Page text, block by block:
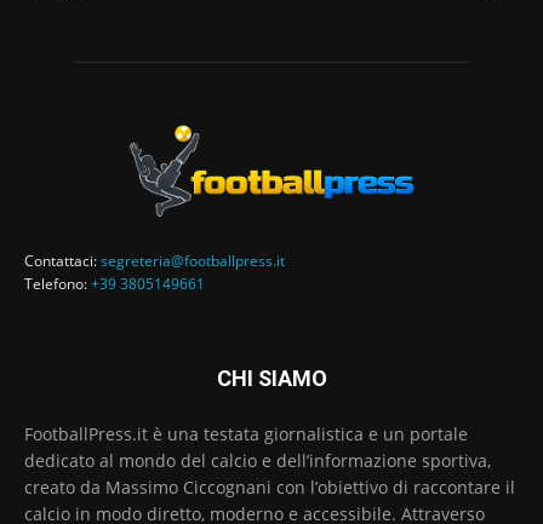
Contattaci:segreteria@footballpress.it
Telefono:+39 3805149661
CHI SIAMO
FootballPress.it è una testata giornalistica e un portale
dedicato al mondo del calcio e dell’informazione sportiva,
creato da Massimo Ciccognani con l’obiettivo di raccontare il
calcio in modo diretto, moderno e accessibile. Attraverso